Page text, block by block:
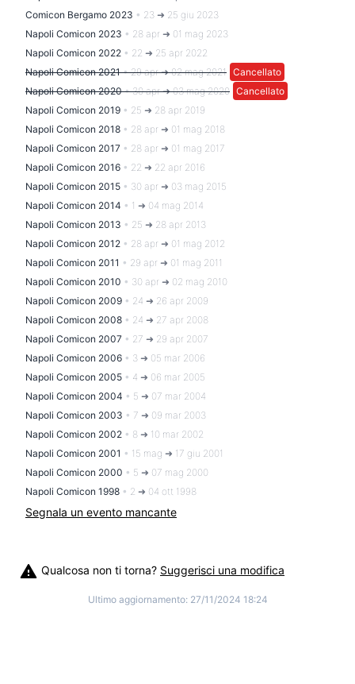
Comicon Bergamo 2023 • 23 ➜ 25 giu 2023
Napoli Comicon 2023 • 28 apr ➜ 01 mag 2023
Napoli Comicon 2022 • 22 ➜ 25 apr 2022
Napoli Comicon 2021•29 apr ➜ 02 mag 2021 Cancellato
Napoli Comicon 2020•30 apr ➜ 03 mag 2020 Cancellato
Napoli Comicon 2019 • 25 ➜ 28 apr 2019
Napoli Comicon 2018 • 28 apr ➜ 01 mag 2018
Napoli Comicon 2017 • 28 apr ➜ 01 mag 2017
Napoli Comicon 2016 • 22 ➜ 22 apr 2016
Napoli Comicon 2015 • 30 apr ➜ 03 mag 2015
Napoli Comicon 2014 • 1 ➜ 04 mag 2014
Napoli Comicon 2013 • 25 ➜ 28 apr 2013
Napoli Comicon 2012 • 28 apr ➜ 01 mag 2012
Napoli Comicon 2011 • 29 apr ➜ 01 mag 2011
Napoli Comicon 2010 • 30 apr ➜ 02 mag 2010
Napoli Comicon 2009 • 24 ➜ 26 apr 2009
Napoli Comicon 2008 • 24 ➜ 27 apr 2008
Napoli Comicon 2007 • 27 ➜ 29 apr 2007
Napoli Comicon 2006 • 3 ➜ 05 mar 2006
Napoli Comicon 2005 • 4 ➜ 06 mar 2005
Napoli Comicon 2004 • 5 ➜ 07 mar 2004
Napoli Comicon 2003 • 7 ➜ 09 mar 2003
Napoli Comicon 2002 • 8 ➜ 10 mar 2002
Napoli Comicon 2001 • 15 mag ➜ 17 giu 2001
Napoli Comicon 2000 • 5 ➜ 07 mag 2000
Napoli Comicon 1998 • 2 ➜ 04 ott 1998
Segnala un evento mancante
Qualcosa non ti torna? Suggerisci una modifica
Ultimo aggiornamento: 27/11/2024 18:24